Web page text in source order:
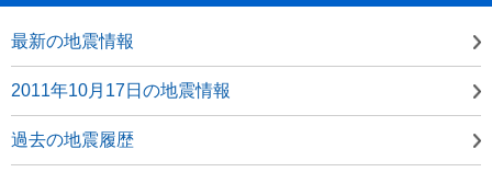
最新の地震情報
2011年10月17日の地震情報
過去の地震履歴